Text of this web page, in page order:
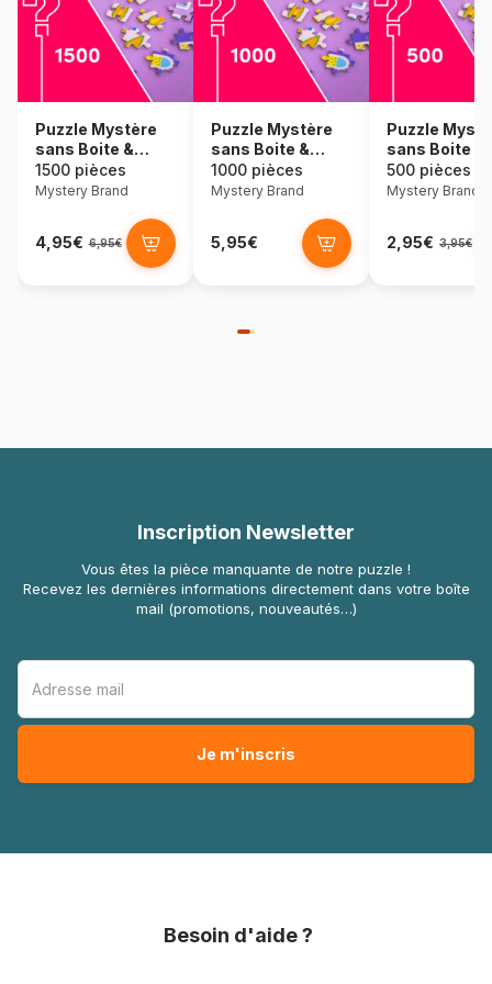
Puzzle Mystère
sans Boite &
sans Image -
Sachet de 1500
1500 pièces
Mystery Brand
4,95€ 6,95€
Puzzle Mystère
sans Boite &
sans Image -
Sachet de 1000
1000 pièces
Mystery Brand
5,95€
Puzzle
sans Boite &
sans Image -
Sachet de
500 pièces
Mystery Brand
2,95€ 3,95€
Inscription Newsletter
Vous êtes la pièce manquante de notre puzzle !
Recevez les dernières informations directement dans votre boîte
mail (promotions, nouveautés…)
Besoin d'aide ?